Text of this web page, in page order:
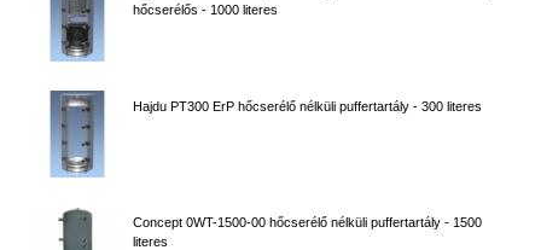
hőcserélős - 1000 literes
Hajdu PT300 ErP hőcserélő nélküli puffertartály - 300 literes
Concept 0WT-1500-00 hőcserélő nélküli puffertartály - 1500
literes